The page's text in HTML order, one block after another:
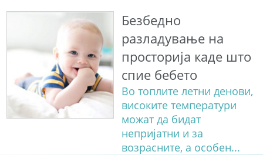
Безбедно
разладување на
просторија каде што
спие бебето
Во топлите летни денови,
високите температури
можат да бидат
непријатни и за
возрасните, а особен...